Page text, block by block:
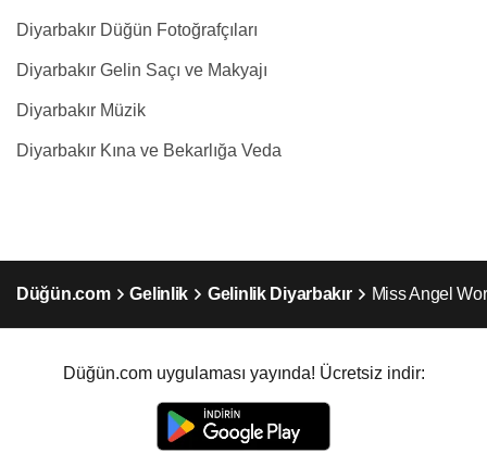
Diyarbakır Düğün Fotoğrafçıları
Diyarbakır Gelin Saçı ve Makyajı
Diyarbakır Müzik
Diyarbakır Kına ve Bekarlığa Veda
Düğün.com Gelinlik Gelinlik Diyarbakır Miss Angel
Düğün.com uygulaması yayında! Ücretsiz indir: